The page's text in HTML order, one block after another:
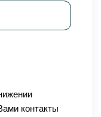
контакты